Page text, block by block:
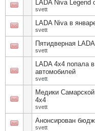
LADA Niva Legend
svett
LADA Niva в
svett
Пятидверная
svett
LADA 4х4 попала
автомобилей
svett
Медики
4х4
svett
Анонсирован
svett